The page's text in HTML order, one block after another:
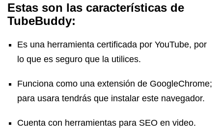
Estas son las características de
TubeBuddy:
Es una herramienta certificada por YouTube, por
lo que es seguro que la utilices.
Funciona como una extensión de GoogleChrome;
para usara tendrás que instalar este navegador.
Cuenta con herramientas para SEO en video.